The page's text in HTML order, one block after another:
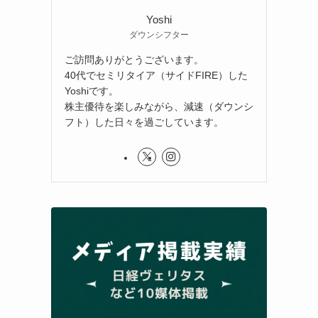
Yoshi
ダウンシフター
ご訪問ありがとうございます。
40代でセミリタイア（サイドFIRE）した
Yoshiです。
株主優待を楽しみながら、減速（ダウンシ
フト）した日々を過ごしています。